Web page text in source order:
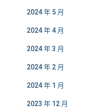
2024 年 5 月
2024 年 4 月
2024 年 3 月
2024 年 2 月
2024 年 1 月
2023 年 12 月